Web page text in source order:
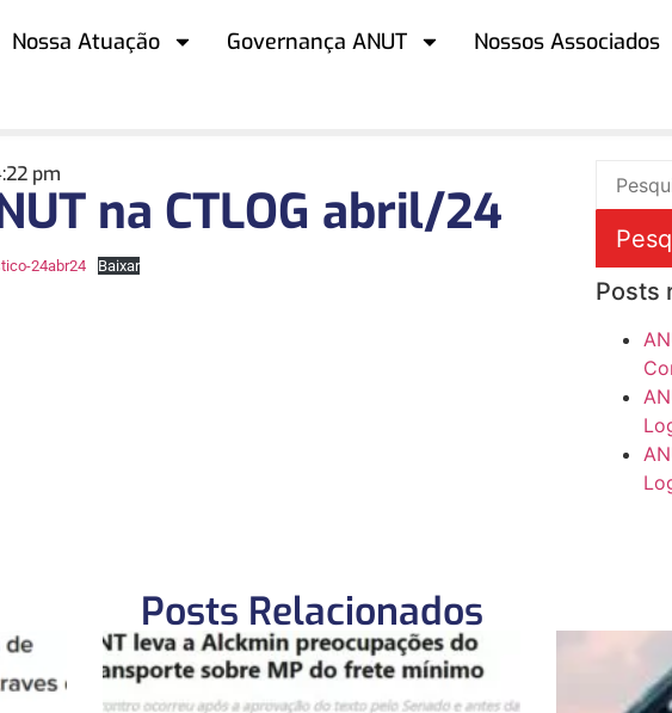
Nossa Atuação Governança ANUT Nossos Associados
pm
na CTLOG abril/24
24abr24 Baixar
Posts
Posts Relacionados